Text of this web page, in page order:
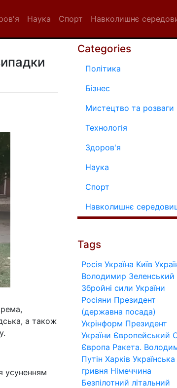
Наука Спорт Навколишнє
а також
усуненням
Categories
Політика
Бізнес
Мистецтво та розваги
Технологія
Здоров'я
Наука
Спорт
Навколишнє
Tags
Росія Україна Київ
Володимир Зеленський
Збройні сили України
Росіяни Президент
(державна посада)
Укрінформ Президент
України Європейський
Європа Ракета.
Путін Харків Українська
гривня Німеччина
Безпілотний літальний